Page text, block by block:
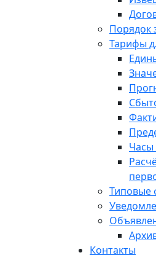
Порядок
Тарифы
Типовые
Контакты